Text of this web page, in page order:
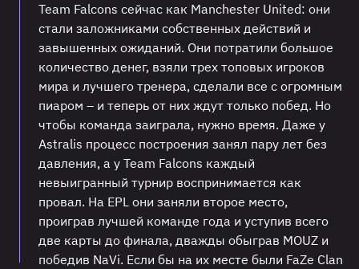
Team Falcons сейчас как Manchester United: они
стали заложниками собственных действий и
завышенных ожиданий. Они потратили большое
количество денег, взяли трех топовых игроков
мира и лучшего тренера, сделали все с огромным
пиаром – и теперь от них ждут только побед. Но
чтобы команда заиграла, нужно время. Даже у
Astralis процесс построения занял пару лет без
давления, а у Team Falcons каждый
невыигранный турнир воспринимается как
провал. На EPL они заняли второе место,
проиграв лучшей команде года и уступив всего
две карты до финала, дважды обыграв MOUZ и
победив NaVi. Если бы на их месте были FaZe Clan